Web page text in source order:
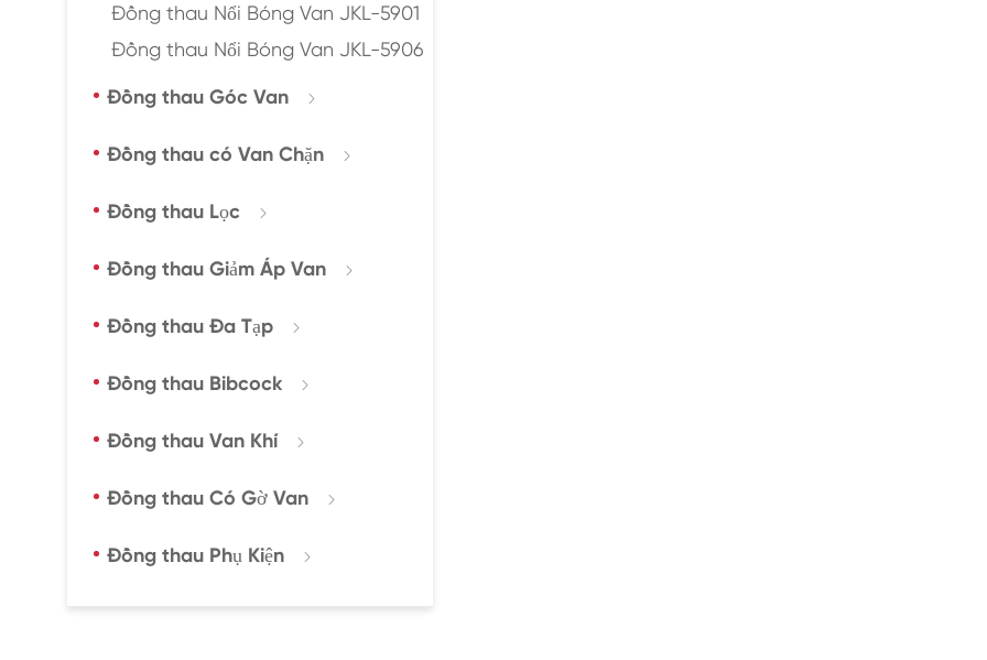
Đồng thau Nổi Bóng Van JKL-5901
Đồng thau Nổi Bóng Van JKL-5906
Đồng thau Góc Van 
Đồng thau có Van Chặn 
Đồng thau Lọc 
Đồng thau Giảm Áp Van 
Đồng thau Đa Tạp 
Đồng thau Bibcock 
Đồng thau Van Khí 
Đồng thau Có Gờ Van 
Đồng thau Phụ Kiện 